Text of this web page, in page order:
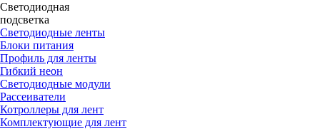
Светодиодная
подсветка
Светодиодные ленты
Блоки питания
Профиль для ленты
Гибкий неон
Светодиодные модули
Рассеиватели
Котроллеры для лент
Комплектующие для лент